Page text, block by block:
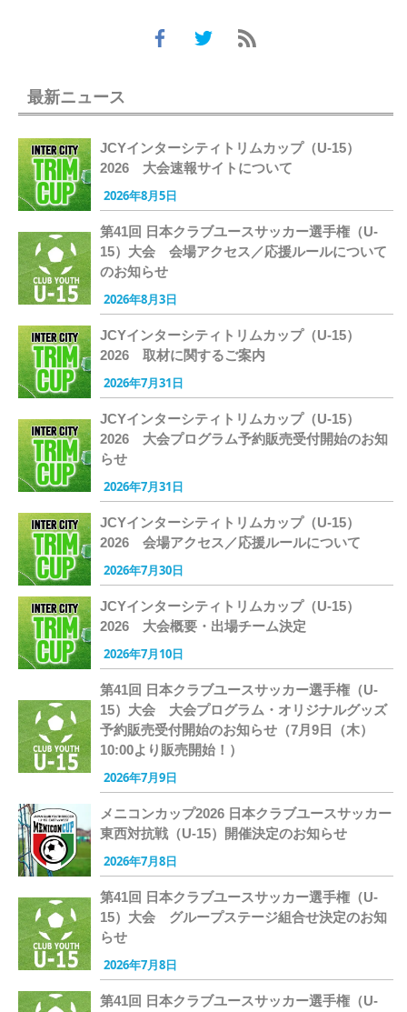
最新ニュース
JCYインターシティトリムカップ（U-15）
2026 大会速報サイトについて
2026年8月5日
第41回 日本クラブユースサッカー選手権（U-
15）大会 会場アクセス／応援ルールについて
のお知らせ
2026年8月3日
JCYインターシティトリムカップ（U-15）
2026 取材に関するご案内
2026年7月31日
JCYインターシティトリムカップ（U-15）
2026 大会プログラム予約販売受付開始のお知
らせ
2026年7月31日
JCYインターシティトリムカップ（U-15）
2026 会場アクセス／応援ルールについて
2026年7月30日
JCYインターシティトリムカップ（U-15）
2026 大会概要・出場チーム決定
2026年7月10日
第41回 日本クラブユースサッカー選手権（U-
15）大会 大会プログラム・オリジナルグッズ
予約販売受付開始のお知らせ（7月9日（木）
10:00より販売開始！）
2026年7月9日
メニコンカップ2026 日本クラブユースサッカー
東西対抗戦（U-15）開催決定のお知らせ
2026年7月8日
第41回 日本クラブユースサッカー選手権（U-
15）大会 グループステージ組合せ決定のお知
らせ
2026年7月8日
第41回 日本クラブユースサッカー選手権（U-